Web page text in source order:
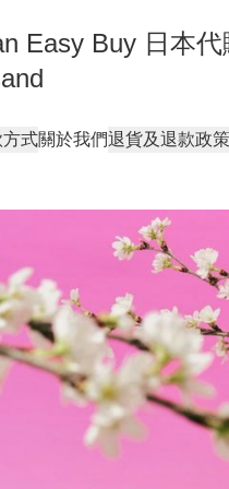
Easy Buy 日本代
式關於我們退貨及退款政策